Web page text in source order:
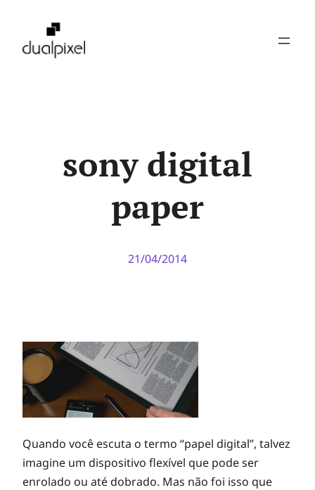
sony digital
paper
21/04/2014
Quando você escuta o termo “papel digital”, talvez
imagine um dispositivo flexível que pode ser
enrolado ou até dobrado. Mas não foi isso que